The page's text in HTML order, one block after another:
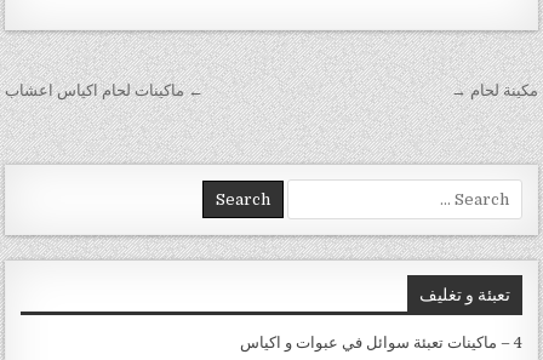
تصفّح المقالات ← ماكينات لحام اكياس اعشاب مكينة لحام →
Search for:
تعبئة و تغليف
4 – ماكينات تعبئة سوائل في عبوات و اكياس